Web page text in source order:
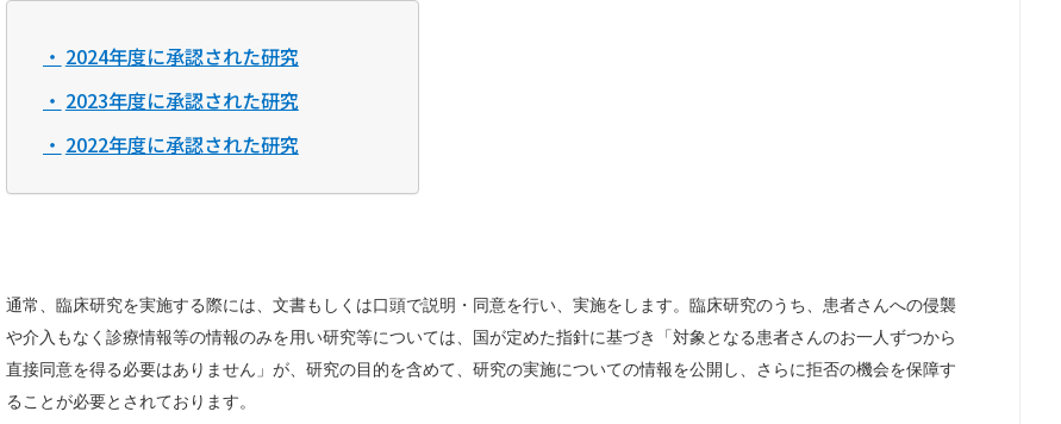
2024年度に承認された研究
2023年度に承認された研究
2022年度に承認された研究
通常、臨床研究を実施する際には、文書もしくは口頭で説明・同意を行い、実施をします。臨床研究のうち、患者さんへの侵襲
や介入もなく診療情報等の情報のみを用い研究等については、国が定めた指針に基づき「対象となる患者さんのお一人ずつから
直接同意を得る必要はありません」が、研究の目的を含めて、研究の実施についての情報を公開し、さらに拒否の機会を保障す
ることが必要とされております。